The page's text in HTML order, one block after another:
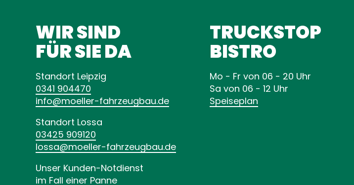
WIR SIND
FÜR SIE DA
Standort Leipzig
0341 904470
info
moeller-fahrzeugbaude
Standort Lossa
03425 909120
lossa
moeller-fahrzeugbaude
Unser Kunden-Notdienst
im Fall einer Panne
TRUCKSTOP
BISTRO
Mo - Fr von 06 - 20 Uhr
Sa von 06 - 12 Uhr
Speiseplan